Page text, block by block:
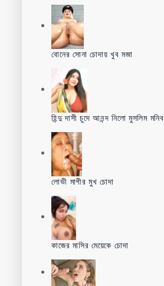
বোনের সোনা চোদায় খুব মজা
হিন্দু দাসী চুদে আনন্দ নিলো মুসলিম মনিব
লোভী মাগীর মুখ চোদা
কাজের মাসির মেয়েকে চোদা